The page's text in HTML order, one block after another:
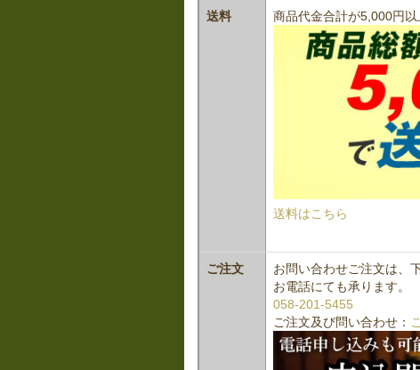
送料 商品代金合計が5,000円以
送料はこちら
ご注文
お問い合わせご注文は、
お電話にても承ります。
058-201-5455
ご注文及び問い合わせ：